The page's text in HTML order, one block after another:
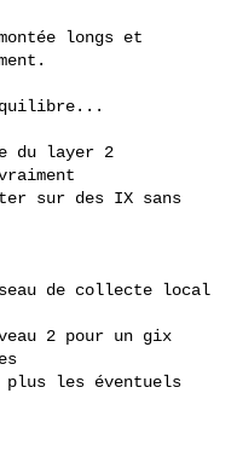
longs et
du layer 2
sur des IX sans
de collecte local
2 pour un gix
plus les éventuels